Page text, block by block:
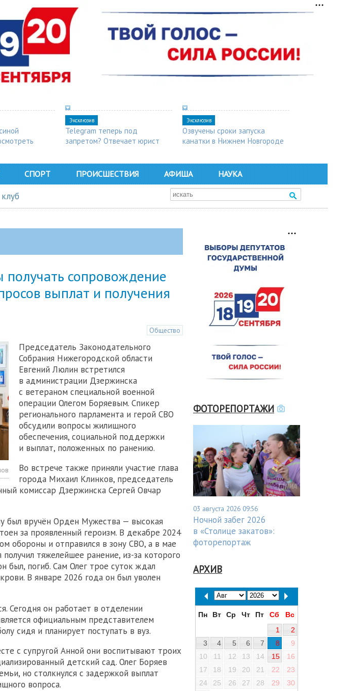
Эксклюзив
Telegram теперь под
запретом? Отвечает юрист
Эксклюзив
Озвучены сроки запуска
канатки в Нижнем Новгороде
СПОРТ ПРОИСШЕСТВИЯ АФИША НАУКА
сопровождение
выплат и получения
Общество
Председатель Законодательного
Собрания Нижегородской области
Евгений Люлин встретился
в администрации Дзержинска
с ветераном специальной военной
операции Олегом Боряевым. Спикер
регионального парламента и герой СВО
обсудили вопросы жилищного
обеспечения, социальной поддержки
и выплат, положенных по ранению.
Во встрече также приняли участие глава
города Михаил Клинков, председатель
комиссар Дзержинска Сергей Овчар
был вручён Орден Мужества — высокая
за проявленный героизм. В декабре 2024
обороны и отправился в зону СВО, а в мае
тяжелейшее ранение, из-за которого
был, погиб. Сам Олег трое суток ждал
В январе 2026 года он был уволен
Сегодня он работает в отделении
официальным представителем
сидя и планирует поступать в вуз.
с супругой Анной они воспитывают троих
детский сад. Олег Боряев
но столкнулся с задержкой выплат
вопроса.
ФОТОРЕПОРТАЖИ
03 августа 2026 09:56
Ночной забег 2026
в «Столице закатов»:
фоторепортаж
АРХИВ
Пн Вт Ср Чт Пт Сб
Вс
1
2
3
4 5 6 7 8
9
10
11 12 13 14 15
16
17
18 19 20 21 22
23
24
25 26 27 28 29
30